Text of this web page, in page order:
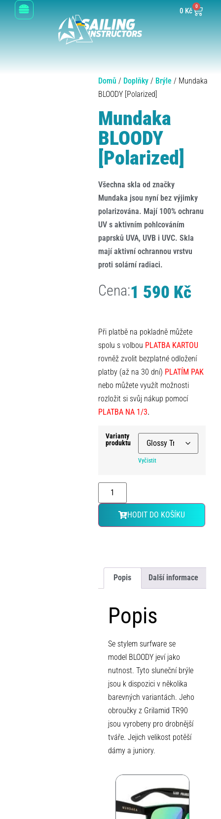
0 Kč
0
Domů / Doplňky / Brýle / Mundaka
BLOODY [Polarized]
Mundaka
BLOODY
[Polarized]
Všechna skla od značky
Mundaka jsou nyní bez výjimky
polarizována. Mají 100% ochranu
UV s aktivním pohlcováním
paprsků UVA, UVB i UVC. Skla
mají aktivní ochrannou vrstvu
proti solární radiaci.
Cena:1 590 Kč
Při platbě na pokladně můžete
spolu s volbou PLATBA KARTOU
rovněž zvolit bezplatné odložení
platby (až na 30 dní) PLATÍM PAK
nebo můžete využít možnosti
rozložit si svůj nákup pomocí
PLATBA NA 1/3.
Varianty
produktu
Vyčistit
HODIT DO KOŠÍKU
Popis Další informace
Popis
Se stylem surfware se
model BLOODY jeví jako
nutnost. Tyto sluneční brýle
jsou k dispozici v několika
barevných variantách. Jeho
obroučky z Grilamid TR90
jsou vyrobeny pro drobnější
tváře. Jejich velikost potěší
dámy a juniory.